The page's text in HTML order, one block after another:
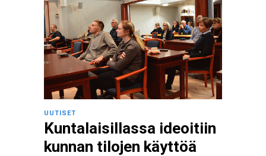
UUTISET
Kuntalaisillassa ideoitiin
kunnan tilojen käyttöä